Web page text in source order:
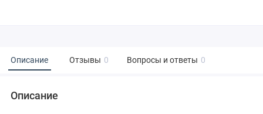
Описание Отзывы 0 Вопросы и ответы 0
Описание